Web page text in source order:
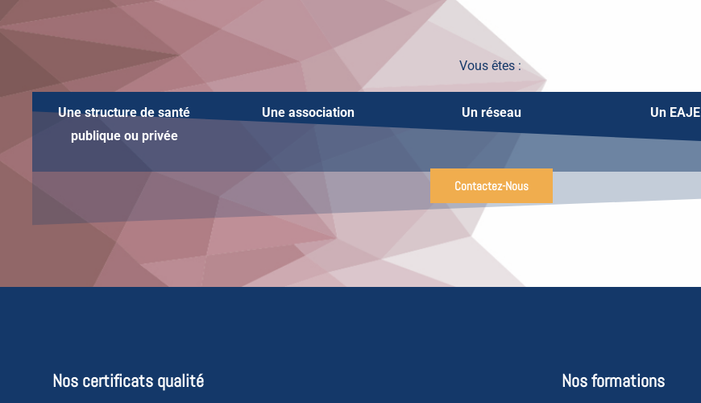
Vous êtes :
Une structure de santé
publique ou privée
Une association Un réseau Un EAJE
Contactez-Nous
Nos certificats qualité Nos formations